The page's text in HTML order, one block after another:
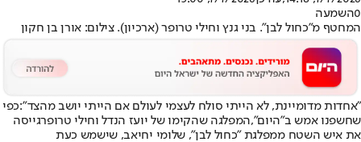
0השמעה
המחטף מ"כחול לבן". בני גנץ וחילי טרופר (ארכיון). צילום: אורן בן חקון
"אחדות מדומיינת, לא הייתי סולח לעצמי לעולם אם הייתי יושב מהצד":כפי
שחשפנו אמש ב"היום",המפלגה שהקימו של יועז הנדל וחילי טרופרגייסה
את איש השטח ממפלגת "כחול לבן", שלומי יחיאב, שישמש כעת